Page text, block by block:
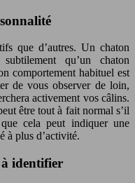
que d’autres. Un chaton
qu’un chaton
comportement habituel est
de vous observer de loin,
activement vos câlins.
être tout à fait normal s’il
cela peut indiquer une
à plus d’activité.
à identifier